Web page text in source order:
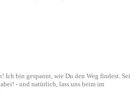
Ich bin gespannt, wie Du den Weg findest. Sei
- und natürlich, lass uns beim im